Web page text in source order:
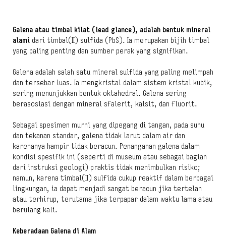
Galena atau timbal kilat (lead glance), adalah bentuk mineral
alami dari timbal(II) sulfida (PbS). Ia merupakan bijih timbal
yang paling penting dan sumber perak yang signifikan.
Galena adalah salah satu mineral sulfida yang paling melimpah
dan tersebar luas. Ia mengkristal dalam sistem kristal kubik,
sering menunjukkan bentuk oktahedral. Galena sering
berasosiasi dengan mineral sfalerit, kalsit, dan fluorit.
Sebagai spesimen murni yang dipegang di tangan, pada suhu
dan tekanan standar, galena tidak larut dalam air dan
karenanya hampir tidak beracun. Penanganan galena dalam
kondisi spesifik ini (seperti di museum atau sebagai bagian
dari instruksi geologi) praktis tidak menimbulkan risiko;
namun, karena timbal(II) sulfida cukup reaktif dalam berbagai
lingkungan, ia dapat menjadi sangat beracun jika tertelan
atau terhirup, terutama jika terpapar dalam waktu lama atau
berulang kali.
Keberadaan Galena di Alam